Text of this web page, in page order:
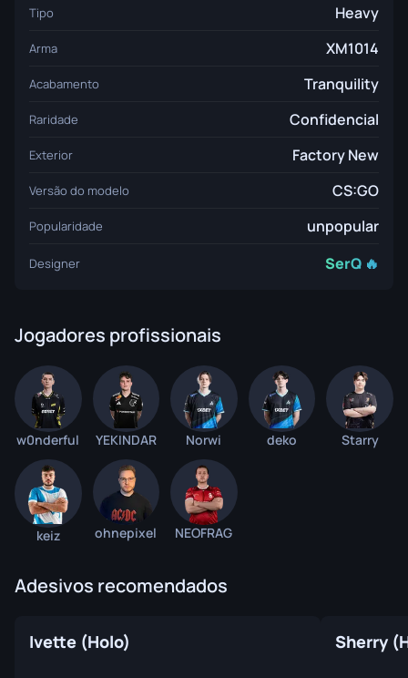
Tipo Heavy
Arma XM1014
Acabamento Tranquility
Raridade Confidencial
Exterior Factory New
Versão do modelo CS:GO
Popularidade unpopular
Designer SerQ 🔥
Jogadores profissionais
w0nderful YEKINDAR Norwi deko Starry
keiz ohnepixel NEOFRAG
Adesivos recomendados
Ivette (Holo) Sherry